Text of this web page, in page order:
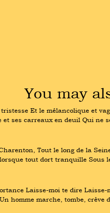
You may
Et le mélancolique et
et ses carreaux en deuil Qui ne
Tout le long de la
tout dort tranquille Sous
Laisse-moi te dire
homme marche, tombe,